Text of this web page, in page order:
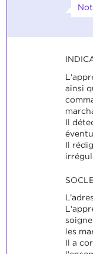
ainsi
Il
Il
les
Il a